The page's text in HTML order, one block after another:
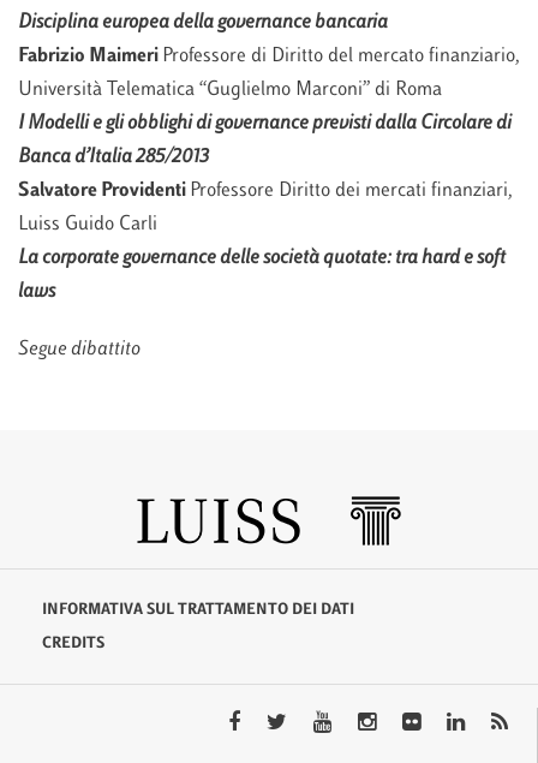
Disciplina europea della governance bancaria
Fabrizio Maimeri Professore di Diritto del mercato finanziario,
Università Telematica “Guglielmo Marconi” di Roma
I Modelli e gli obblighi di governance previsti dalla Circolare di
Banca d’Italia 285/2013
Salvatore Providenti Professore Diritto dei mercati finanziari,
Luiss Guido Carli
La corporate governance delle società quotate: tra hard e soft
laws
Segue dibattito
INFORMATIVA SUL TRATTAMENTO DEI DATI
CREDITS